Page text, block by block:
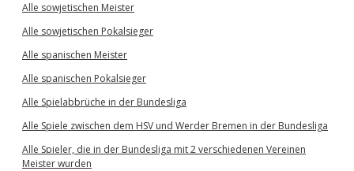
Alle sowjetischen Meister
Alle sowjetischen Pokalsieger
Alle spanischen Meister
Alle spanischen Pokalsieger
Alle Spielabbrüche in der Bundesliga
Alle Spiele zwischen dem HSV und Werder Bremen in der Bundesliga
Alle Spieler, die in der Bundesliga mit 2 verschiedenen Vereinen
Meister wurden